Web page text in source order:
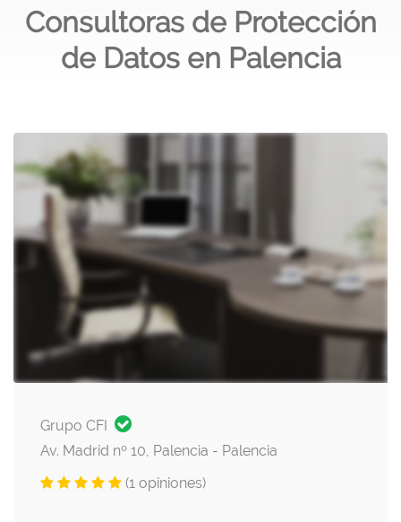
Consultoras de Protección
de Datos en Palencia
Grupo CFI
Av. Madrid nº 10, Palencia - Palencia
(1 opiniones)